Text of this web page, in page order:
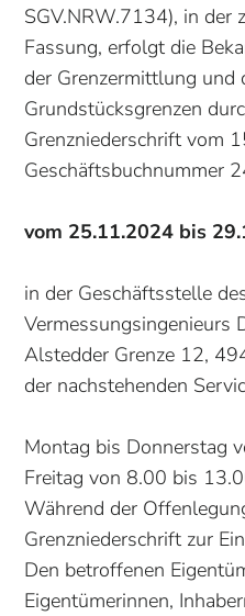
SGV.NRW.7134), in der
Fassung, erfolgt die
der Grenzermittlung und
Grundstücksgrenzen
Grenzniederschrift vom
Geschäftsbuchnummer
vom 25.11.2024 bis
in der Geschäftsstelle
Vermessungsingenieurs
Alstedder Grenze 12,
der nachstehenden
Montag bis Donnerstag
Freitag von 8.00 bis
Während der
Grenzniederschrift zur
Den betroffenen
Eigentümerinnen,